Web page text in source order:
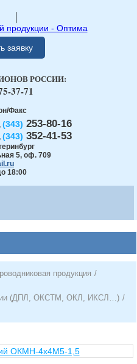
заявку
Факс
(343) 253-80-16
(343) 352-41-53
5, оф. 709
18:00
РОССИИ:
37-71
продукция /
(ДПЛ, ОКСТМ, ОКЛ, ИКСЛ…) /